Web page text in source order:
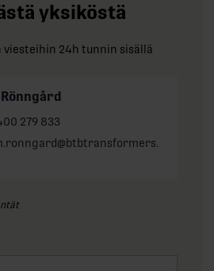
yksiköstä
viesteihin 24h tunnin sisällä
279 833